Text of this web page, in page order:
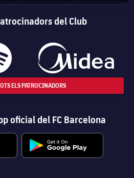
del Club
ELS PATROCINADORS
oficial del FC Barcelona